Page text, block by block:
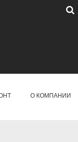
О КОМПАНИИ